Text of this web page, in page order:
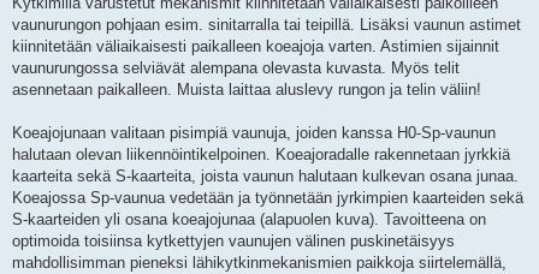
vaunurungon pohjaan esim. sinitarralla tai teipillä. Lisäksi vaunun astimet
kiinnitetään väliaikaisesti paikalleen koeajoja varten. Astimien sijainnit
vaunurungossa selviävät alempana olevasta kuvasta. Myös telit
asennetaan paikalleen. Muista laittaa aluslevy rungon ja telin väliin!
Koeajojunaan valitaan pisimpiä vaunuja, joiden kanssa H0-Sp-vaunun
halutaan olevan liikennöintikelpoinen. Koeajoradalle rakennetaan jyrkkiä
kaarteita sekä S-kaarteita, joista vaunun halutaan kulkevan osana junaa.
Koeajossa Sp-vaunua vedetään ja työnnetään jyrkimpien kaarteiden sekä
S-kaarteiden yli osana koeajojunaa (alapuolen kuva). Tavoitteena on
optimoida toisiinsa kytkettyjen vaunujen välinen puskinetäisyys
mahdollisimman pieneksi lähikytkinmekanismien paikkoja siirtelemällä,